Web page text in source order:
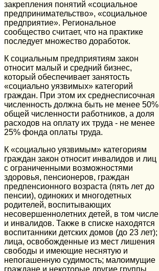
закрепления понятий «социальное
предпринимательство», «социальное
предприятие». Региональное
сообщество считает, что на практике
последует множество доработок.
К социальным предприятиям закон
относит малый и средний бизнес,
который обеспечивает занятость
«социально уязвимых» категорий
граждан. При этом их среднесписочная
численность должна быть не менее 50%
общей численности работников, а доля
расходов на оплату их труда - не менее
25% фонда оплаты труда.
К «социально уязвимым» категориям
граждан закон относит инвалидов и лиц
с ограниченными возможностями
здоровья, пенсионеров, граждан
предпенсионного возраста (пять лет до
пенсии), одиноких и многодетных
родителей, воспитывающих
несовершеннолетних детей, в том числе
и инвалидов. Также в списке находятся
воспитанники детских домов (до 23 лет);
лица, освобожденные из мест лишения
свободы и имеющие неснятую и
непогашенную судимость; малоимущие
граждане и некоторые другие группы.